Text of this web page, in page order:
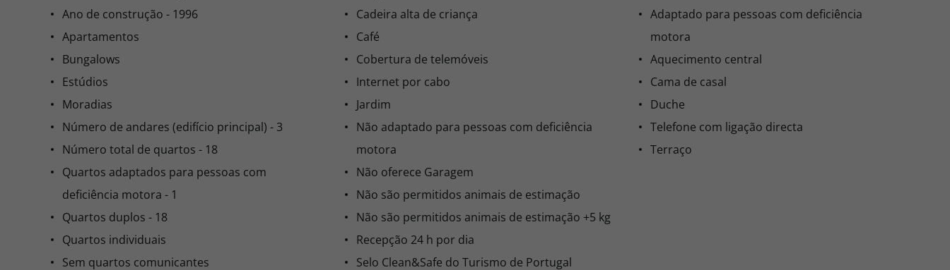
Ano de construção - 1996
Apartamentos
Bungalows
Estúdios
Moradias
Número de andares (edifício principal) - 3
Número total de quartos - 18
Quartos adaptados para pessoas com
deficiência motora - 1
Quartos duplos - 18
Quartos individuais
Sem quartos comunicantes
Cadeira alta de criança
Café
Cobertura de telemóveis
Internet por cabo
Jardim
Não adaptado para pessoas com deficiência
motora
Não oferece Garagem
Não são permitidos animais de estimação
Não são permitidos animais de estimação +5 kg
Recepção 24 h por dia
Selo Clean&Safe do Turismo de Portugal
Adaptado para pessoas com deficiência
motora
Aquecimento central
Cama de casal
Duche
Telefone com ligação directa
Terraço